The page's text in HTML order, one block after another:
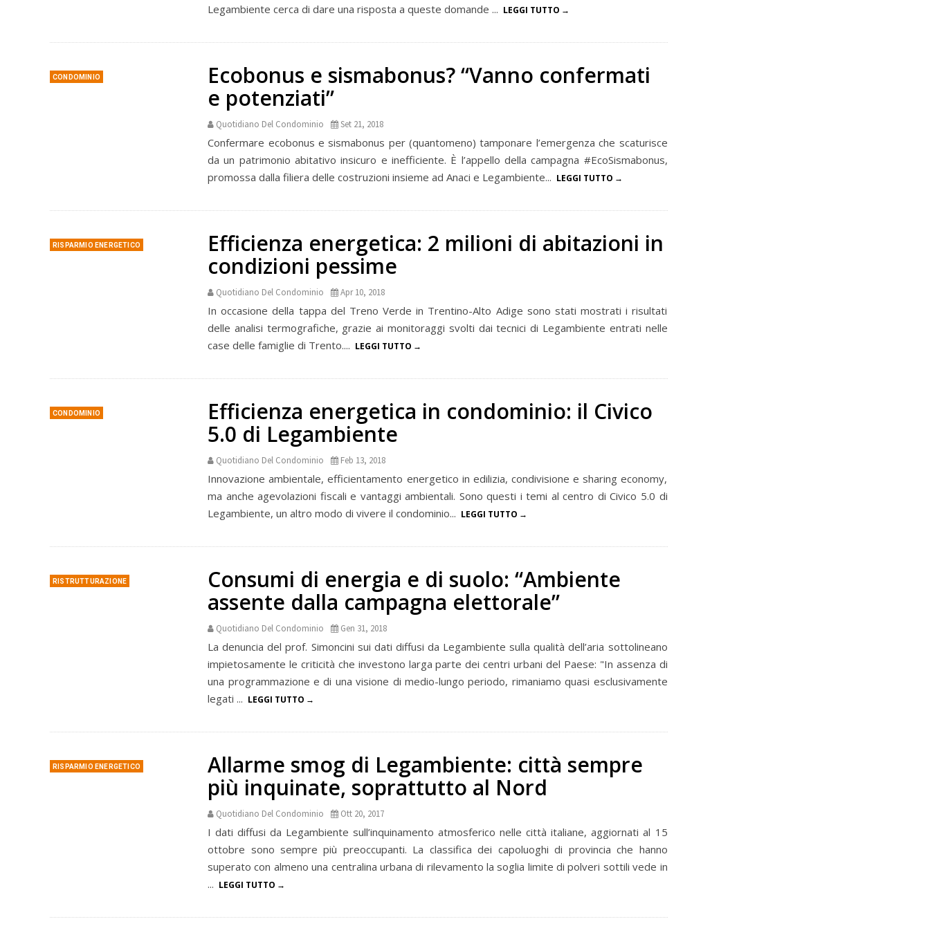
Legambiente cerca di dare una risposta a queste domande ... LEGGI TUTTO
CONDOMINIO
Ecobonus e sismabonus? “Vanno confermati
e potenziati”
Quotidiano Del Condominio Set 21, 2018
Confermare ecobonus e sismabonus per (quantomeno) tamponare l’emergenza che scaturisce
da un patrimonio abitativo insicuro e inefficiente. È l’appello della campagna #EcoSismabonus,
promossa dalla filiera delle costruzioni insieme ad Anaci e Legambiente... LEGGI TUTTO
RISPARMIO ENERGETICO
Efficienza energetica: 2 milioni di abitazioni in
condizioni pessime
Quotidiano Del Condominio Apr 10, 2018
In occasione della tappa del Treno Verde in Trentino-Alto Adige sono stati mostrati i risultati
delle analisi termografiche, grazie ai monitoraggi svolti dai tecnici di Legambiente entrati nelle
case delle famiglie di Trento.... LEGGI TUTTO
CONDOMINIO
Efficienza energetica in condominio: il Civico
5.0 di Legambiente
Quotidiano Del Condominio Feb 13, 2018
Innovazione ambientale, efficientamento energetico in edilizia, condivisione e sharing economy,
ma anche agevolazioni fiscali e vantaggi ambientali. Sono questi i temi al centro di Civico 5.0 di
Legambiente, un altro modo di vivere il condominio... LEGGI TUTTO
RISTRUTTURAZIONE
Consumi di energia e di suolo: “Ambiente
assente dalla campagna elettorale”
Quotidiano Del Condominio Gen 31, 2018
La denuncia del prof. Simoncini sui dati diffusi da Legambiente sulla qualità dell’aria sottolineano
impietosamente le criticità che investono larga parte dei centri urbani del Paese: "In assenza di
una programmazione e di una visione di medio-lungo periodo, rimaniamo quasi esclusivamente
legati ... LEGGI TUTTO
RISPARMIO ENERGETICO
Allarme smog di Legambiente: città sempre
più inquinate, soprattutto al Nord
Quotidiano Del Condominio Ott 20, 2017
I dati diffusi da Legambiente sull’inquinamento atmosferico nelle città italiane, aggiornati al 15
ottobre sono sempre più preoccupanti. La classifica dei capoluoghi di provincia che hanno
superato con almeno una centralina urbana di rilevamento la soglia limite di polveri sottili vede in
... LEGGI TUTTO